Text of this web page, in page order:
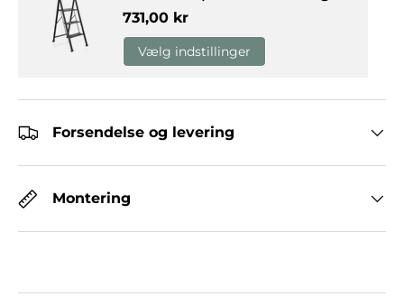
Normalpris
731,00 kr
Vælg indstillinger
Forsendelse og levering
Montering